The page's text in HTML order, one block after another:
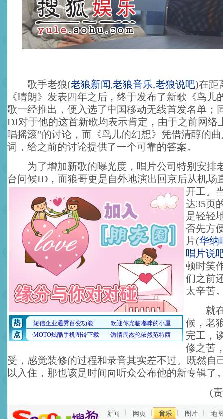
歌手老狼(老狼新闻,老狼音乐,老狼说吧)在距
《晴朗》发表四年之后，终于发布了新歌《鸟儿
歌一经推出，便入选了中国移动无线首发名单；
DJ对于他的这首新歌均表示肯定，由于之前网络
唱摇滚”的讨论，而《鸟儿的幻想》凭借清醇的
词，给之前的讨论提供了一个可靠的答案。
为了增加新歌的曝光度，唱片公司特别安排
台问候ID，而狼哥更是自外地演出回京后从机场
开工。
达35页
是轻轻
否先方
片(华纳
唱片说
顿时笑
们之前
太辛苦
就在
候，老
完工，
修之苦
受，感觉装修的过程和录音其实差不过。既然自
以入住，那也该是时间向听众公布他的新专辑了
(
新闻 网页 音乐 图片 地图